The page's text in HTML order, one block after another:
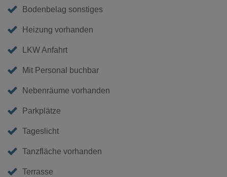
Bodenbelag sonstiges
Heizung vorhanden
LKW Anfahrt
Mit Personal buchbar
Nebenräume vorhanden
Parkplätze
Tageslicht
Tanzfläche vorhanden
Terrasse